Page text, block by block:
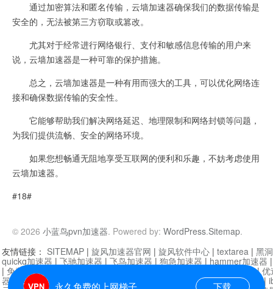
通过加密算法和匿名传输，云墙加速器确保我们的数据传输是
安全的，无法被第三方窃取或篡改。
尤其对于经常进行网络银行、支付和敏感信息传输的用户来
说，云墙加速器是一种可靠的保护措施。
总之，云墙加速器是一种有用而强大的工具，可以优化网络连
接和确保数据传输的安全性。
它能够帮助我们解决网络延迟、地理限制和网络封锁等问题，
为我们提供流畅、安全的网络环境。
如果您想畅通无阻地享受互联网的便利和乐趣，不妨考虑使用
云墙加速器。
#18#
© 2026 小蓝鸟pvn加速器. Powered by: WordPress.Sitemap.
永久免费的上网梯子 下载
友情链接： SITEMAP | 旋风加速器官网 | 旋风软件中心 | textarea | 黑
quickq加速器 | 飞驰加速器 | 飞鸟加速器 | 狗急加速器 | hammer加速器
| 免费vqn加速外网 迷雾通|优
器| 快柠檬加速器 |黑洞加速 |falemon 快橙加速器|anycast加速器 |